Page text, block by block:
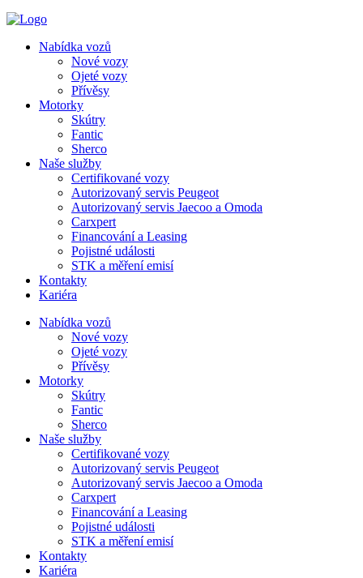
Nabídka vozů
Nové vozy
Ojeté vozy
Přívěsy
Motorky
Skútry
Fantic
Sherco
Naše služby
Certifikované vozy
Autorizovaný servis Peugeot
Autorizovaný servis Jaecoo a Omoda
Carxpert
Financování a Leasing
Pojistné události
STK a měření emisí
Kontakty
Kariéra
Nabídka vozů
Nové vozy
Ojeté vozy
Přívěsy
Motorky
Skútry
Fantic
Sherco
Naše služby
Certifikované vozy
Autorizovaný servis Peugeot
Autorizovaný servis Jaecoo a Omoda
Carxpert
Financování a Leasing
Pojistné události
STK a měření emisí
Kontakty
Kariéra